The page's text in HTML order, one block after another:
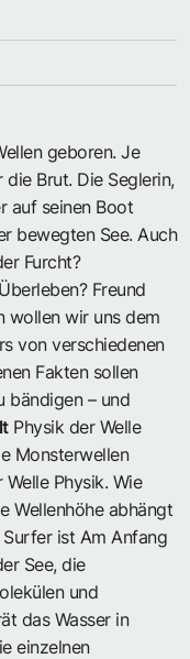
geboren. Je
Brut. Die Seglerin,
auf seinen Boot
bewegten See. Auch
Furcht?
Freund
wollen wir uns dem
von verschiedenen
Fakten sollen
bändigen – und
Physik der Welle
Monsterwellen
WellePhysik. Wie
Wellenhöhe abhängt
ist Am Anfang
See, die
und
das Wasser in
einzelnen